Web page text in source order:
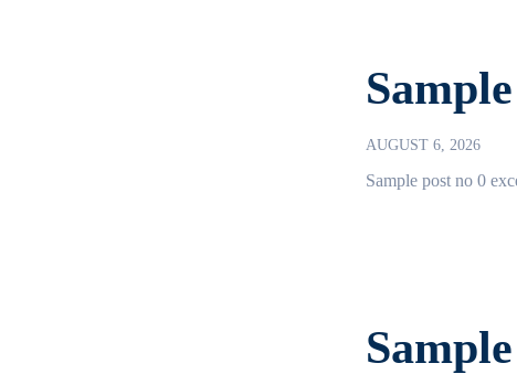
AUGUST 6, 2026
Sample post no 0